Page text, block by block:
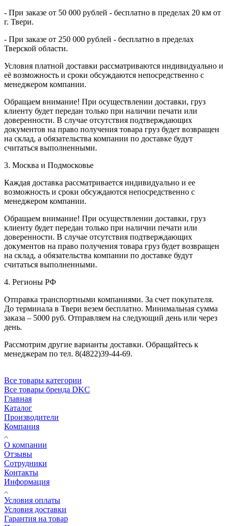
- При заказе от 50 000 рублей - бесплатно в пределах 20 км от
г. Твери.
- При заказе от 250 000 рублей - бесплатно в пределах
Тверской области.
Условия платной доставки рассматриваются индивидуально и
её возможность и сроки обсуждаются непосредственно с
менеджером компании.
Обращаем внимание! При осуществлении доставки, груз
клиенту будет передан только при наличии печати или
доверенности. В случае отсутствия подтверждающих
документов на право получения товара груз будет возвращен
на склад, а обязательства компании по доставке будут
считаться выполненными.
3. Москва и Подмосковье
Каждая доставка рассматривается индивидуально и ее
возможность и сроки обсуждаются непосредственно с
менеджером компании.
Обращаем внимание! При осуществлении доставки, груз
клиенту будет передан только при наличии печати или
доверенности. В случае отсутствия подтверждающих
документов на право получения товара груз будет возвращен
на склад, а обязательства компании по доставке будут
считаться выполненными.
4. Регионы РФ
Отправка транспортными компаниями. За счет покупателя.
До терминала в Твери везем бесплатно. Минимальная сумма
заказа – 5000 руб. Отправляем на следующий день или через
день.
Рассмотрим другие варианты доставки. Обращайтесь к
менеджерам по тел. 8(4822)39-44-69.
Все товары категории
Все товары бренда DKC
Главная
Каталог
Производители
Компания
О компании
Отзывы
Сотрудники
Контакты
Информация
Условия оплаты
Условия доставки
Гарантия на товар